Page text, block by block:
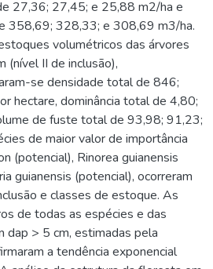
27,36; 27,45; e 25,88 m2/ha e
358,69; 328,33; e 308,69 m3/ha.
volumétricos das árvores
(nível II de inclusão),
se densidade total de 846;
hectare, dominância total de 4,80;
de fuste total de 93,98; 91,23;
de maior valor de importância
(potencial), Rinorea guianensis
guianensis (potencial), ocorreram
e classes de estoque. As
de todas as espécies e das
dap > 5 cm, estimadas pela
a tendência exponencial